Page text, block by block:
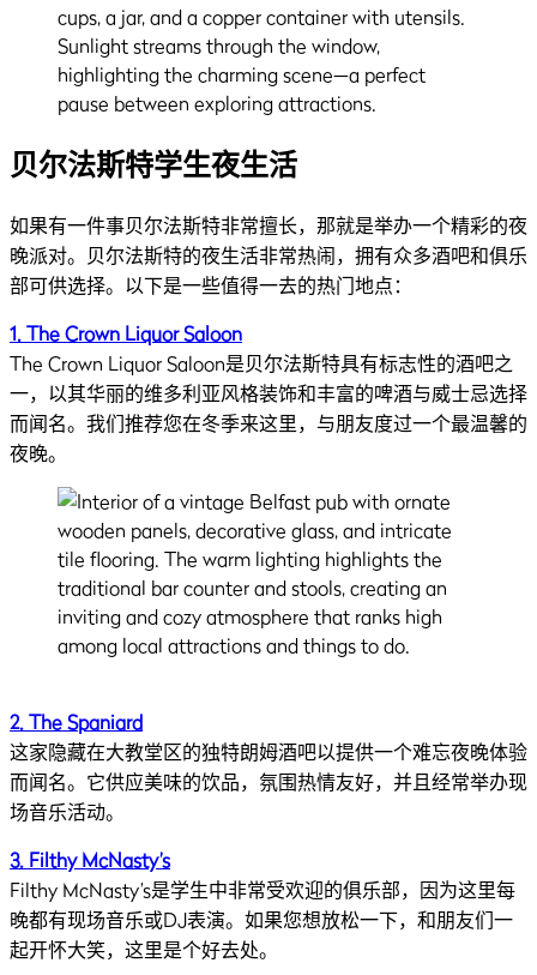
贝尔法斯特学生夜生活
如果有一件事贝尔法斯特非常擅长，那就是举办一个精彩的夜
晚派对。贝尔法斯特的夜生活非常热闹，拥有众多酒吧和俱乐
部可供选择。以下是一些值得一去的热门地点：
1. The Crown Liquor Saloon
The Crown Liquor Saloon是贝尔法斯特具有标志性的酒吧之
一，以其华丽的维多利亚风格装饰和丰富的啤酒与威士忌选择
而闻名。我们推荐您在冬季来这里，与朋友度过一个最温馨的
夜晚。
2. The Spaniard
这家隐藏在大教堂区的独特朗姆酒吧以提供一个难忘夜晚体验
而闻名。它供应美味的饮品，氛围热情友好，并且经常举办现
场音乐活动。
3. Filthy McNasty’s
Filthy McNasty’s是学生中非常受欢迎的俱乐部，因为这里每
晚都有现场音乐或DJ表演。如果您想放松一下，和朋友们一
起开怀大笑，这里是个好去处。